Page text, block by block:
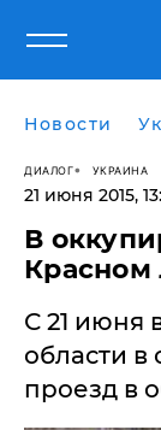
Новости
ДИАЛОГ УКРАИНА
21 июня 2015,
В
Красном
С 21 июня
области
проезд в